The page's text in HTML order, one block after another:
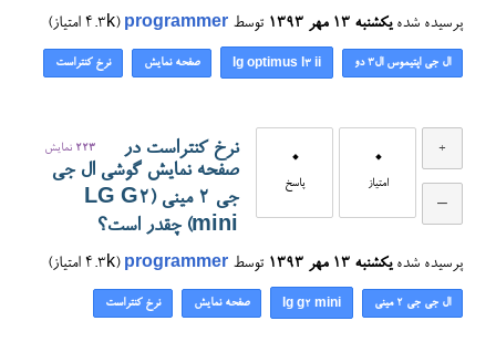
پرسیده شده یکشنبه ۱۳ مهر ۱۳۹۳ توسط programmer
(
4.3k امتیاز)
ال جی اپتیموس ال۳ دو lg optimus l3 ii صفحه نمایش نرخ کنتراست
0
امتیاز
0
پاسخ
223 نمایش
نرخ کنتراست در
صفحه نمایش گوشی ال جی
جی ۲ مینی (LG G2
mini) چقدر است؟
پرسیده شده یکشنبه ۱۳ مهر ۱۳۹۳ توسط programmer
(
4.3k امتیاز)
ال جی جی ۲ مینی lg g2 mini صفحه نمایش نرخ کنتراست